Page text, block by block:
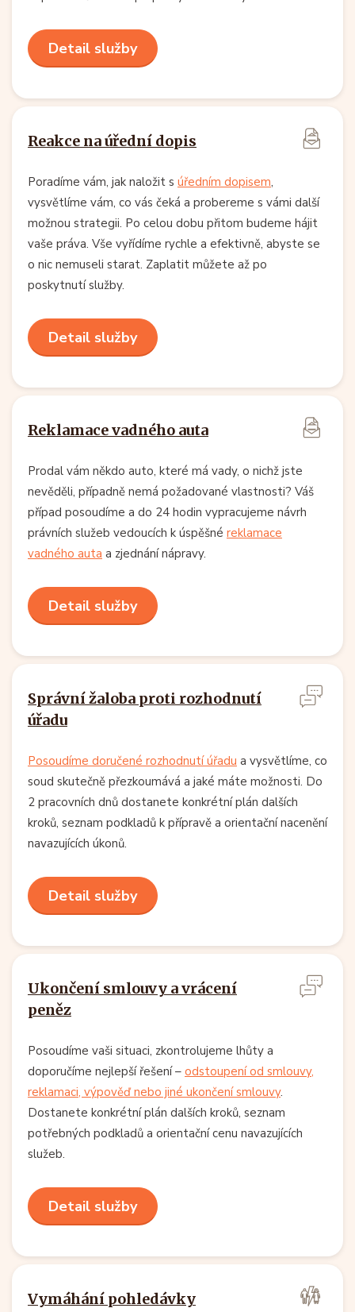
Detail služby
Reakce na úřední dopis
Poradíme vám, jak naložit s úředním dopisem,
vysvětlíme vám, co vás čeká a probereme s vámi další
možnou strategii. Po celou dobu přitom budeme hájit
vaše práva. Vše vyřídíme rychle a efektivně, abyste se
o nic nemuseli starat. Zaplatit můžete až po
poskytnutí služby.
Detail služby
Reklamace vadného auta
Prodal vám někdo auto, které má vady, o nichž jste
nevěděli, případně nemá požadované vlastnosti? Váš
případ posoudíme a do 24 hodin vypracujeme návrh
právních služeb vedoucích k úspěšné reklamace
vadného auta a zjednání nápravy.
Detail služby
Správní žaloba proti rozhodnutí
úřadu
Posoudíme doručené rozhodnutí úřadu a vysvětlíme, co
soud skutečně přezkoumává a jaké máte možnosti. Do
2 pracovních dnů dostanete konkrétní plán dalších
kroků, seznam podkladů k přípravě a orientační nacenění
navazujících úkonů.
Detail služby
Ukončení smlouvy a vrácení
peněz
Posoudíme vaši situaci, zkontrolujeme lhůty a
doporučíme nejlepší řešení – odstoupení od smlouvy,
reklamaci, výpověď nebo jiné ukončení smlouvy.
Dostanete konkrétní plán dalších kroků, seznam
potřebných podkladů a orientační cenu navazujících
služeb.
Detail služby
Vymáhání pohledávky